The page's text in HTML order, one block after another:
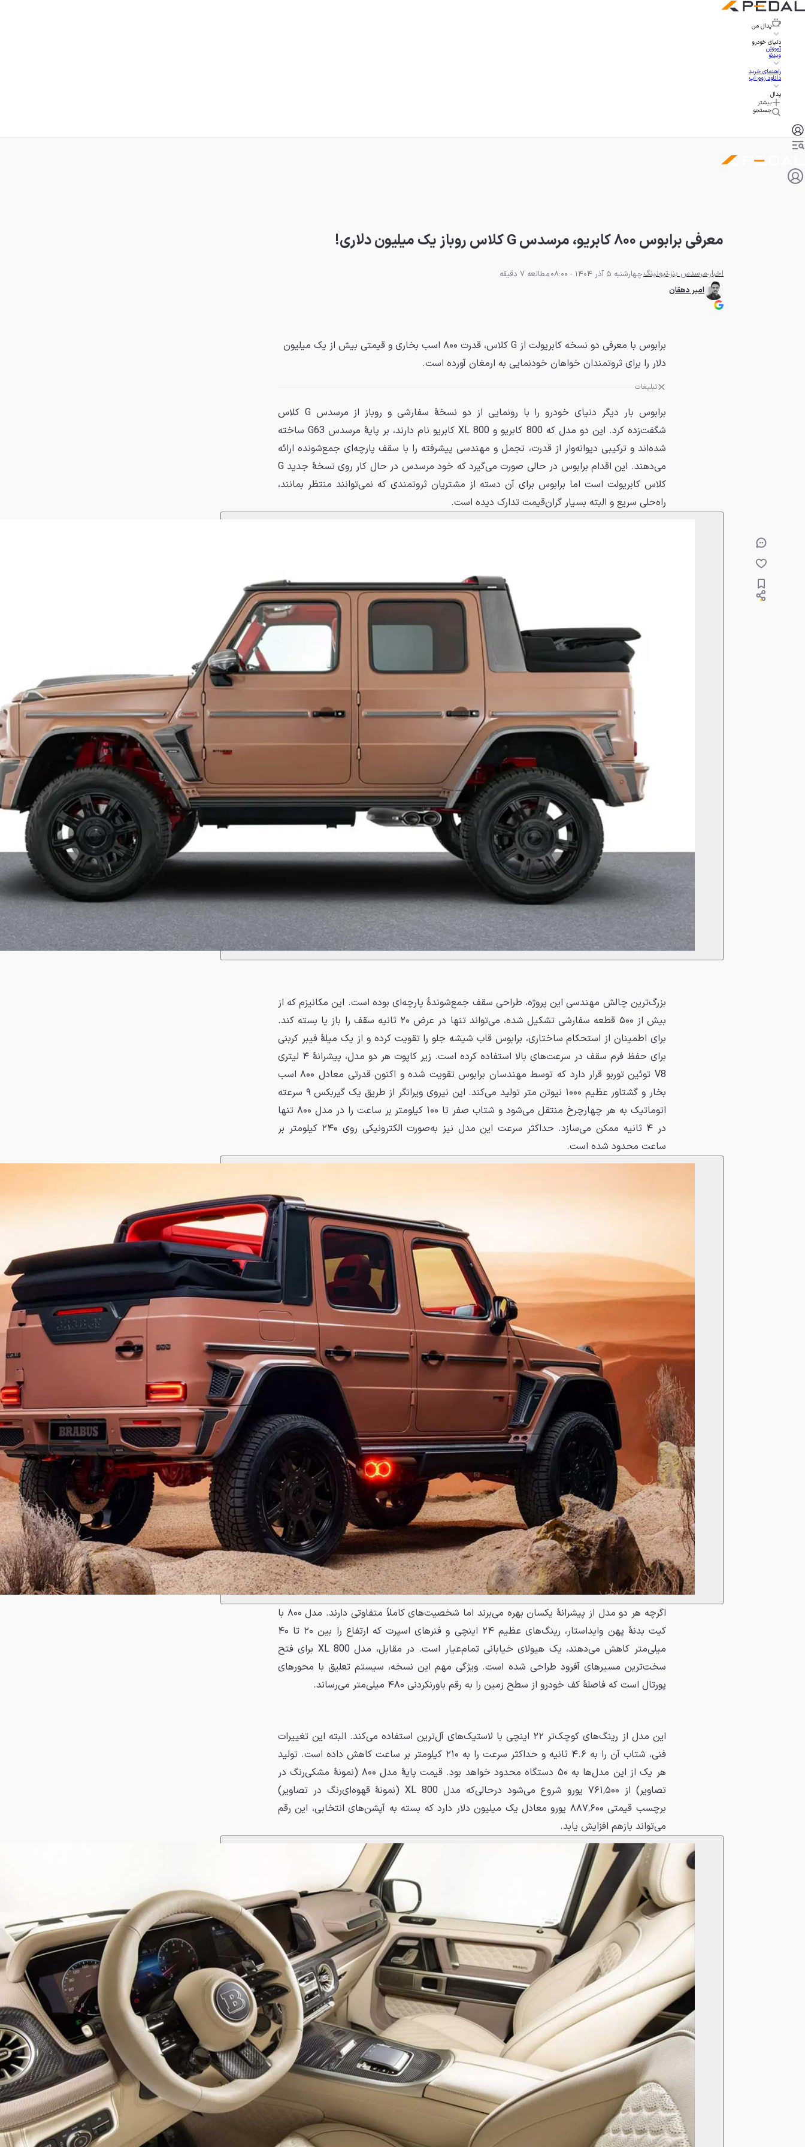
پدال من
دنیای خودرو
آموزش
ویدئو
راهنمای خرید
دانلود زوم اپ
پدال
بیشتر
جستجو
معرفی برابوس ۸۰۰ کابریو، مرسدس G کلاس روباز یک میلیون دلاری!
اخبارمرسدس بنزتیونینگچهارشنبه 5 آذر 1404 - 08:00
مطالعه 7 دقیقه
امیر دهقان
برابوس با معرفی دو نسخه کابریولت از G کلاس، قدرت ۸۰۰ اسب بخاری و قیمتی بیش از یک میلیون
دلار را برای ثروتمندان خواهان خودنمایی به ارمغان آورده است.
تبلیغات
برابوس بار دیگر دنیای خودرو را با رونمایی از دو نسخهٔ سفارشی و روباز از مرسدس G کلاس
شگفت‌زده کرد. این دو مدل که 800 کابریو و 800 XL کابریو نام دارند، بر پایهٔ مرسدس G63 ساخته
شده‌اند و ترکیبی دیوانه‌وار از قدرت، تجمل و مهندسی پیشرفته را با سقف پارچه‌ای جمع‌شونده ارائه
می‌دهند. این اقدام برابوس در حالی صورت می‌گیرد که خود مرسدس در حال کار روی نسخهٔ جدید G
کلاس کابریولت است اما برابوس برای آن دسته از مشتریان ثروتمندی که نمی‌توانند منتظر بمانند،
راه‌حلی سریع و البته بسیار گران‌قیمت تدارک دیده است.
بزرگ‌ترین چالش مهندسی این پروژه، طراحی سقف جمع‌شوندهٔ پارچه‌ای بوده است. این مکانیزم که از
بیش از ۵۰۰ قطعه سفارشی تشکیل شده، می‌تواند تنها در عرض ۲۰ ثانیه سقف را باز یا بسته کند.
برای اطمینان از استحکام ساختاری، برابوس قاب شیشه جلو را تقویت کرده و از یک میلهٔ فیبر کربنی
برای حفظ فرم سقف در سرعت‌های بالا استفاده کرده است. زیر کاپوت هر دو مدل، پیشرانهٔ ۴ لیتری
V8 توئین توربو قرار دارد که توسط مهندسان برابوس تقویت شده و اکنون قدرتی معادل ۸۰۰ اسب
بخار و گشتاور عظیم ۱۰۰۰ نیوتن متر تولید می‌کند. این نیروی ویرانگر از طریق یک گیربکس ۹ سرعته
اتوماتیک به هر چهارچرخ منتقل می‌شود و شتاب صفر تا ۱۰۰ کیلومتر بر ساعت را در مدل ۸۰۰ تنها
در ۴ ثانیه ممکن می‌سازد. حداکثر سرعت این مدل نیز به‌صورت الکترونیکی روی ۲۴۰ کیلومتر بر
ساعت محدود شده است.
اگرچه هر دو مدل از پیشرانهٔ یکسان بهره می‌برند اما شخصیت‌های کاملاً متفاوتی دارند. مدل ۸۰۰ با
کیت بدنهٔ پهن وایداستار، رینگ‌های عظیم ۲۴ اینچی و فنرهای اسپرت که ارتفاع را بین ۲۰ تا ۴۰
میلی‌متر کاهش می‌دهند، یک هیولای خیابانی تمام‌عیار است. در مقابل، مدل 800 XL برای فتح
سخت‌ترین مسیرهای آفرود طراحی شده است. ویژگی مهم این نسخه، سیستم تعلیق با محورهای
پورتال است که فاصلهٔ کف خودرو از سطح زمین را به رقم باورنکردنی ۴۸۰ میلی‌متر می‌رساند.
این مدل از رینگ‌های کوچک‌تر ۲۲ اینچی با لاستیک‌های آل‌ترین استفاده می‌کند. البته این تغییرات
فنی، شتاب آن را به ۴.۶ ثانیه و حداکثر سرعت را به ۲۱۰ کیلومتر بر ساعت کاهش داده است. تولید
هر یک از این مدل‌ها به ۵۰ دستگاه محدود خواهد بود. قیمت پایهٔ مدل ۸۰۰ (نمونهٔ مشکی‌رنگ در
تصاویر) از ۷۶۱٬۵۰۰ یورو شروع می‌شود درحالی‌که مدل 800 XL (نمونهٔ قهوه‌ای‌رنگ در تصاویر)
برچسب قیمتی ۸۸۷٬۶۰۰ یورو معادل یک میلیون دلار دارد که بسته به آپشن‌های انتخابی، این رقم
می‌تواند بازهم افزایش یابد.